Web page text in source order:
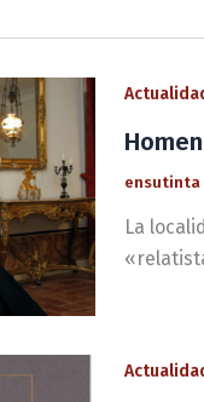
ensutinta
La